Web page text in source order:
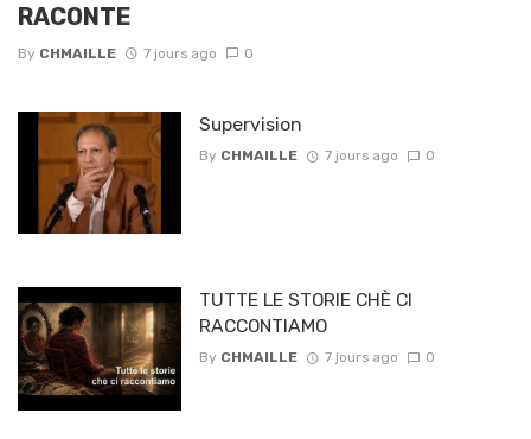
RACONTE
By CHMAILLE 7 jours ago 0
Supervision
By CHMAILLE 7 jours ago 0
TUTTE LE STORIE CHÈ CI
RACCONTIAMO
By CHMAILLE 7 jours ago 0